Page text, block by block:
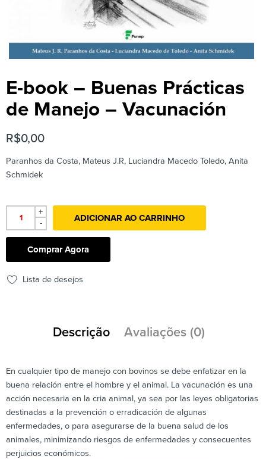
E-book – Buenas Prácticas
de Manejo – Vacunación
R$0,00
Paranhos da Costa, Mateus J.R, Luciandra Macedo Toledo, Anita
Schmidek
+
-
ADICIONAR AO CARRINHO
Comprar Agora
Lista de desejos
Descrição Avaliações (0)
En cualquier tipo de manejo con bovinos se debe enfatizar en la
buena relación entre el hombre y el animal. La vacunación es una
acción necesaria en la cria animal, ya sea por las leyes obligatorias
destinadas a la prevención o erradicación de algunas
enfermedades, o para asegurarse de la buena salud de los
animales, minimizando riesgos de enfermedades y consecuentes
perjuicios económicos.